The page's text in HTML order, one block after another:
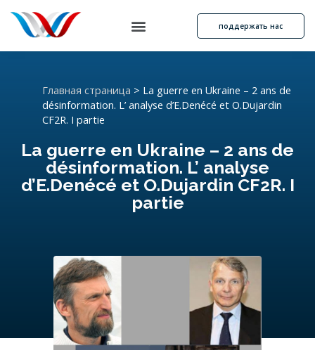
поддержать нас
Главная страница > La guerre en Ukraine – 2 ans de
désinformation. L’ analyse d’E.Denécé et O.Dujardin
CF2R. I partie
La guerre en Ukraine – 2 ans de
désinformation. L’ analyse
d’E.Denécé et O.Dujardin CF2R. I
partie